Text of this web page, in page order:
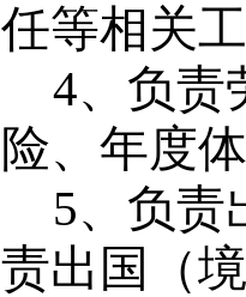
任等相关
4、负责
险、年度
5、负责
责出国（